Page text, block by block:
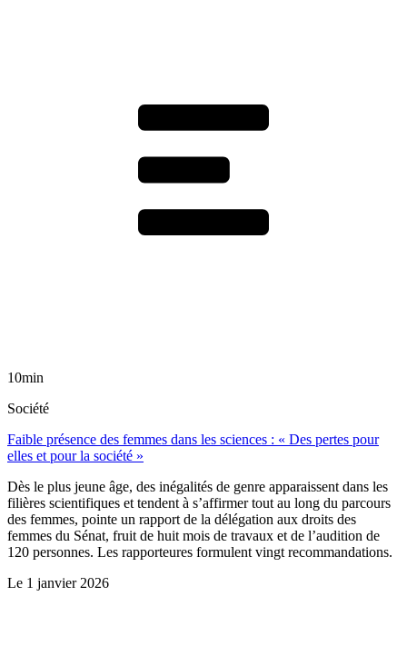
10min
Société
Faible présence des femmes dans les sciences : « Des pertes pour
elles et pour la société »
Dès le plus jeune âge, des inégalités de genre apparaissent dans les
filières scientifiques et tendent à s’affirmer tout au long du parcours
des femmes, pointe un rapport de la délégation aux droits des
femmes du Sénat, fruit de huit mois de travaux et de l’audition de
120 personnes. Les rapporteures formulent vingt recommandations.
Le 1 janvier 2026